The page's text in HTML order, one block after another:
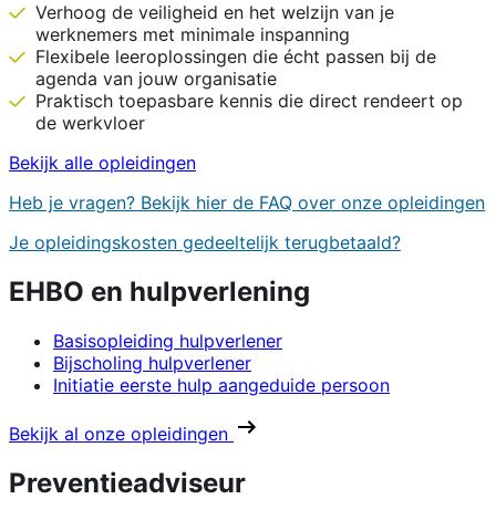
Verhoog de veiligheid en het welzijn van je
werknemers met minimale inspanning
Flexibele leeroplossingen die écht passen bij de
agenda van jouw organisatie
Praktisch toepasbare kennis die direct rendeert op
de werkvloer
Bekijk alle opleidingen
Heb je vragen? Bekijk hier de FAQ over onze opleidingen
Je opleidingskosten gedeeltelijk terugbetaald?
EHBO en hulpverlening
Basisopleiding hulpverlener
Bijscholing hulpverlener
Initiatie eerste hulp aangeduide persoon
Bekijk al onze opleidingen
Preventieadviseur